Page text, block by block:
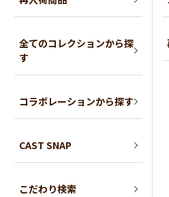
全てのコレクションから探
す
コラボレーションから探す
CAST SNAP
こだわり検索